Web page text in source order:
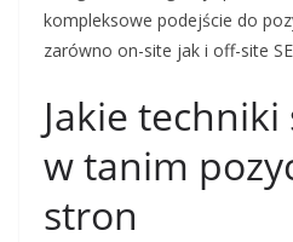
kompleksowe podejście do
zarówno on-site jak i off-site
Jakie
w tanim
stron